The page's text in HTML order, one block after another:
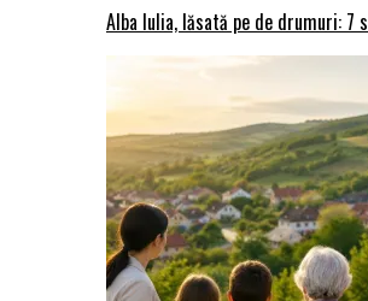
Alba Iulia, lăsată pe de drumuri: